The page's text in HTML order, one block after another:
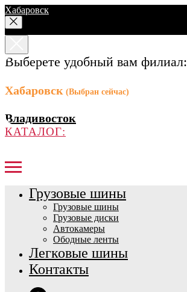
Хабаровск
Выберете удобный вам филиал:
Хабаровск (Выбран сейчас)
Владивосток
КАТАЛОГ:
Грузовые шины
Грузовые шины
Грузовые диски
Автокамеры
Ободные ленты
Легковые шины
Контакты